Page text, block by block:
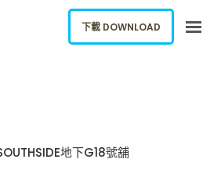
地下G18號舖
下載 DOWNLOAD